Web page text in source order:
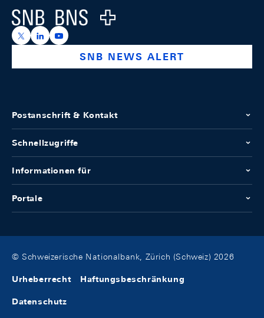
Logo
https://x.com/snb_bns
https://ch.linkedin.com/company/swiss-national-
https://www.youtube.com/@swissnationalbank
SNB NEWS ALERT
Postanschrift & Kontakt
Schnellzugriffe
Informationen für
Portale
© Schweizerische Nationalbank, Zürich (Schweiz) 2026
Urheberrecht Haftungsbeschränkung
Datenschutz